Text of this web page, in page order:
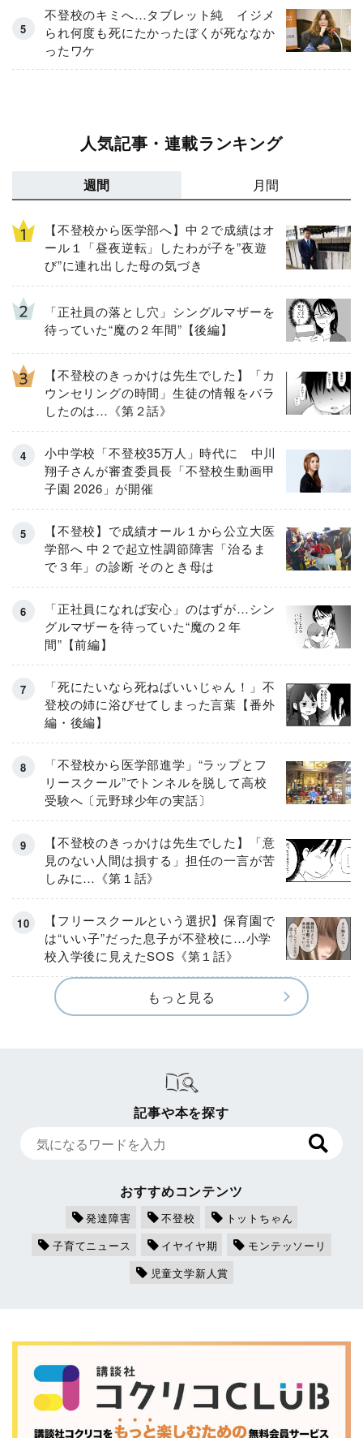
不登校のキミへ…タブレット純 イジメ
られ何度も死にたかったぼくが死ななか
ったワケ
人気記事・連載ランキング
週間 月間
【不登校から医学部へ】中２で成績はオ
ール１「昼夜逆転」したわが子を”夜遊
び”に連れ出した母の気づき
「正社員の落とし穴」シングルマザーを
待っていた“魔の２年間”【後編】
【不登校のきっかけは先生でした】「カ
ウンセリングの時間」生徒の情報をバラ
したのは…《第２話》
小中学校「不登校35万人」時代に 中川
翔子さんが審査委員長「不登校生動画甲
子園 2026」が開催
【不登校】で成績オール１から公立大医
学部へ 中２で起立性調節障害「治るま
で３年」の診断 そのとき母は
「正社員になれば安心」のはずが…シン
グルマザーを待っていた“魔の２年
間”【前編】
「死にたいなら死ねばいいじゃん！」不
登校の姉に浴びせてしまった言葉【番外
編・後編】
「不登校から医学部進学」“ラップとフ
リースクール”でトンネルを脱して高校
受験へ〔元野球少年の実話〕
【不登校のきっかけは先生でした】「意
見のない人間は損する」担任の一言が苦
しみに…《第１話》
【フリースクールという選択】保育園で
は“いい子”だった息子が不登校に…小学
校入学後に見えたSOS《第１話》
もっと見る
記事や本を探す
おすすめコンテンツ
発達障害 不登校
トットちゃん
子育てニュース
イヤイヤ期
モンテッソーリ
児童文学新人賞